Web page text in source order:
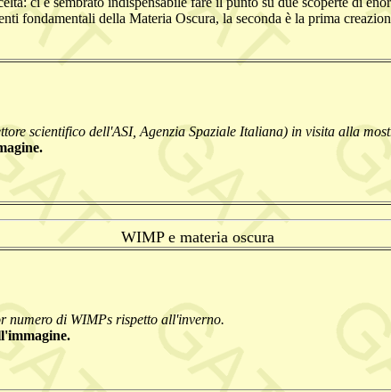
fondamentali della Materia Oscura, la seconda è la prima
scientifico dell'ASI, Agenzia Spaziale Italiana) in visita alla
WIMP e materia oscura
numero di WIMPs rispetto all'inverno.